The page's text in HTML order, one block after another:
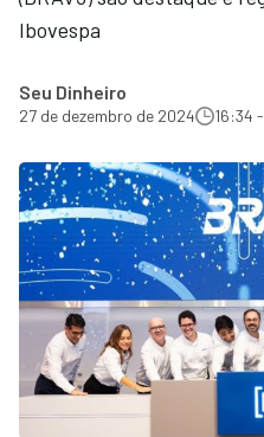
Ibovespa
Seu Dinheiro
27 de dezembro de 2024 16:34